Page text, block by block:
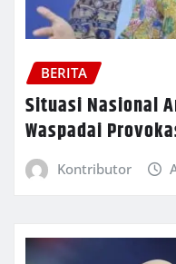
BERITA
Situasi Nasional
Waspadai
Kontributor